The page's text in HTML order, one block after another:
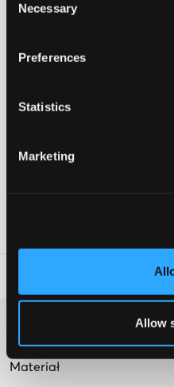
Selection
Necessary
Preferences
Statistics
Marketing
Allow
Spodenki frotte w
kieszeń z tyłu. Spodenki mają
Kieszenie
Sznurowanie
Wskazówki dotyczące
Więcej informacji na temat
Materiał